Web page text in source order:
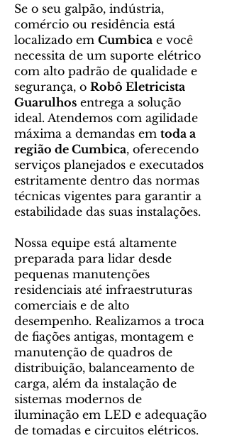
Se o seu galpão, indústria,
comércio ou residência está
localizado em Cumbica e você
necessita de um suporte elétrico
com alto padrão de qualidade e
segurança, o Robô Eletricista
Guarulhos entrega a solução
ideal. Atendemos com agilidade
máxima a demandas em toda a
região de Cumbica, oferecendo
serviços planejados e executados
estritamente dentro das normas
técnicas vigentes para garantir a
estabilidade das suas instalações.
Nossa equipe está altamente
preparada para lidar desde
pequenas manutenções
residenciais até infraestruturas
comerciais e de alto
desempenho. Realizamos a troca
de fiações antigas, montagem e
manutenção de quadros de
distribuição, balanceamento de
carga, além da instalação de
sistemas modernos de
iluminação em LED e adequação
de tomadas e circuitos elétricos.